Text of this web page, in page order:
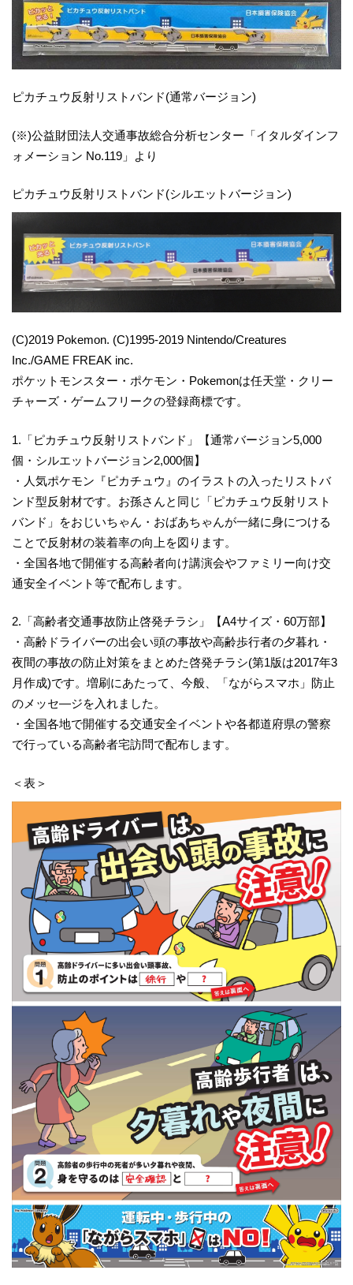
ピカチュウ反射リストバンド(通常バージョン)
(※)公益財団法人交通事故総合分析センター「イタルダインフ
ォメーション No.119」より
ピカチュウ反射リストバンド(シルエットバージョン)
(C)2019 Pokemon. (C)1995-2019 Nintendo/Creatures
Inc./GAME FREAK inc.
ポケットモンスター・ポケモン・Pokemonは任天堂・クリー
チャーズ・ゲームフリークの登録商標です。
1.「ピカチュウ反射リストバンド」【通常バージョン5,000
個・シルエットバージョン2,000個】
・人気ポケモン『ピカチュウ』のイラストの入ったリストバ
ンド型反射材です。お孫さんと同じ「ピカチュウ反射リスト
バンド」をおじいちゃん・おばあちゃんが一緒に身につける
ことで反射材の装着率の向上を図ります。
・全国各地で開催する高齢者向け講演会やファミリー向け交
通安全イベント等で配布します。
2.「高齢者交通事故防止啓発チラシ」【A4サイズ・60万部】
・高齢ドライバーの出会い頭の事故や高齢歩行者の夕暮れ・
夜間の事故の防止対策をまとめた啓発チラシ(第1版は2017年3
月作成)です。増刷にあたって、今般、「ながらスマホ」防止
のメッセ―ジを入れました。
・全国各地で開催する交通安全イベントや各都道府県の警察
で行っている高齢者宅訪問で配布します。
＜表＞